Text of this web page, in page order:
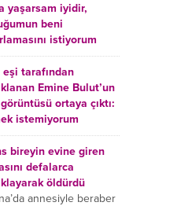
Kader Karadeniz (23)
Hızır Tunç
(19) tutuklandı.
ifadesinde...
yaşarsam iyidir,
beni
istiyorum
tedavisi gören ünlü
Canan Ergüder,
sürecini anlattı:
kanserine yakalanan
Canan Ergüder
ilk ölümün...
eşi tarafından
Emine Bulut’un
ortaya çıktı:
istemiyorum
eski eşi
boğazından
Emine Bulut’un
ölmek istemiyorum”
ve yanında bulunan
bireyin evine giren
defalarca
öldürdü
annesiyle beraber